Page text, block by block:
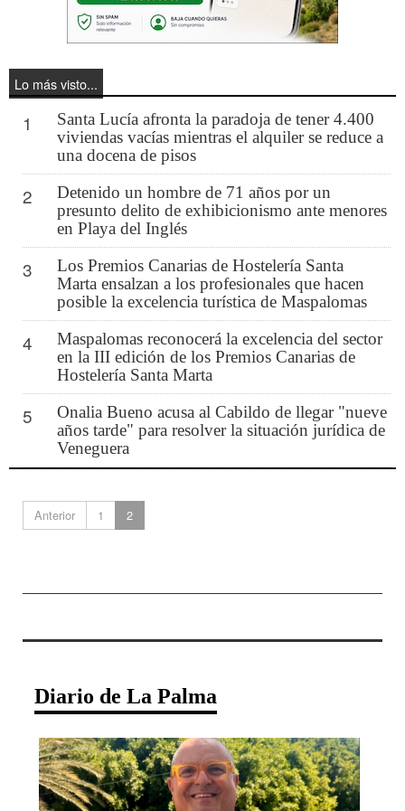
Lo más visto...
1
Santa Lucía afronta la paradoja de tener 4.400
viviendas vacías mientras el alquiler se reduce a
una docena de pisos
2
Detenido un hombre de 71 años por un
presunto delito de exhibicionismo ante menores
en Playa del Inglés
3
Los Premios Canarias de Hostelería Santa
Marta ensalzan a los profesionales que hacen
posible la excelencia turística de Maspalomas
4
Maspalomas reconocerá la excelencia del sector
en la III edición de los Premios Canarias de
Hostelería Santa Marta
5
Onalia Bueno acusa al Cabildo de llegar "nueve
años tarde" para resolver la situación jurídica de
Veneguera
Anterior 1 2
Diario de La Palma